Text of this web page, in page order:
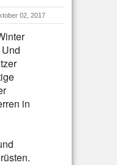
02, 2017
in